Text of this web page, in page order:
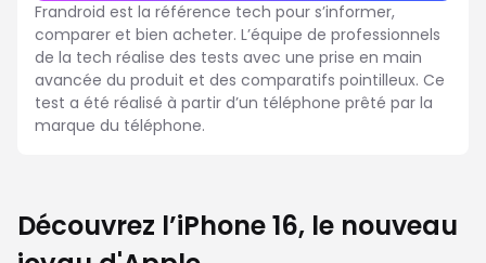
Frandroid est la référence tech pour s’informer,
comparer et bien acheter. L’équipe de professionnels
de la tech réalise des tests avec une prise en main
avancée du produit et des comparatifs pointilleux. Ce
test a été réalisé à partir d’un téléphone prêté par la
marque du téléphone.
Découvrez l’iPhone 16, le nouveau